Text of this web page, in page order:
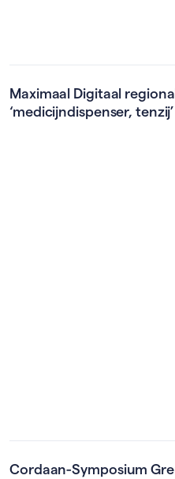
Maximaal Digitaal
‘medicijndispenser,
Cordaan-Symposium